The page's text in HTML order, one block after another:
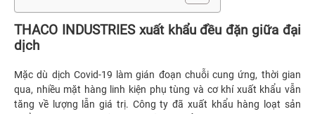
THACO INDUSTRIES xuất khẩu đều đặn giữa đại
dịch
Mặc dù dịch Covid-19 làm gián đoạn chuỗi cung ứng, thời gian
qua, nhiều mặt hàng linh kiện phụ tùng và cơ khí xuất khẩu vẫn
tăng về lượng lẫn giá trị. Công ty đã xuất khẩu hàng loạt sản